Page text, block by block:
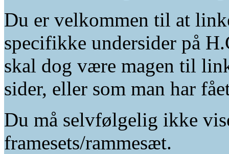
Du er velkommen til at
specifikke undersider på
skal dog være magen til
sider, eller som man har
Du må selvfølgelig ikke
framesets/rammesæt.